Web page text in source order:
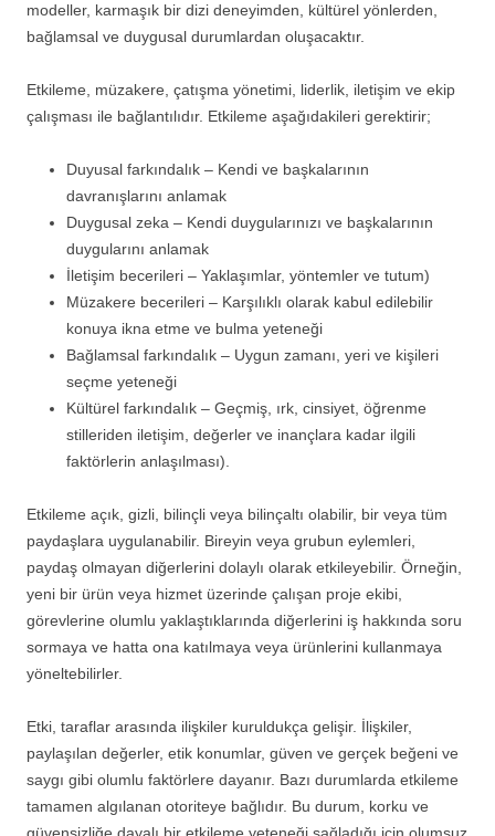
modeller, karmaşık bir dizi deneyimden, kültürel yönlerden,
bağlamsal ve duygusal durumlardan oluşacaktır.
Etkileme, müzakere, çatışma yönetimi, liderlik, iletişim ve ekip
çalışması ile bağlantılıdır. Etkileme aşağıdakileri gerektirir;
Duyusal farkındalık – Kendi ve başkalarının
davranışlarını anlamak
Duygusal zeka – Kendi duygularınızı ve başkalarının
duygularını anlamak
İletişim becerileri – Yaklaşımlar, yöntemler ve tutum)
Müzakere becerileri – Karşılıklı olarak kabul edilebilir
konuya ikna etme ve bulma yeteneği
Bağlamsal farkındalık – Uygun zamanı, yeri ve kişileri
seçme yeteneği
Kültürel farkındalık – Geçmiş, ırk, cinsiyet, öğrenme
stilleriden iletişim, değerler ve inançlara kadar ilgili
faktörlerin anlaşılması).
Etkileme açık, gizli, bilinçli veya bilinçaltı olabilir, bir veya tüm
paydaşlara uygulanabilir. Bireyin veya grubun eylemleri,
paydaş olmayan diğerlerini dolaylı olarak etkileyebilir. Örneğin,
yeni bir ürün veya hizmet üzerinde çalışan proje ekibi,
görevlerine olumlu yaklaştıklarında diğerlerini iş hakkında soru
sormaya ve hatta ona katılmaya veya ürünlerini kullanmaya
yöneltebilirler.
Etki, taraflar arasında ilişkiler kuruldukça gelişir. İlişkiler,
paylaşılan değerler, etik konumlar, güven ve gerçek beğeni ve
saygı gibi olumlu faktörlere dayanır. Bazı durumlarda etkileme
tamamen algılanan otoriteye bağlıdır. Bu durum, korku ve